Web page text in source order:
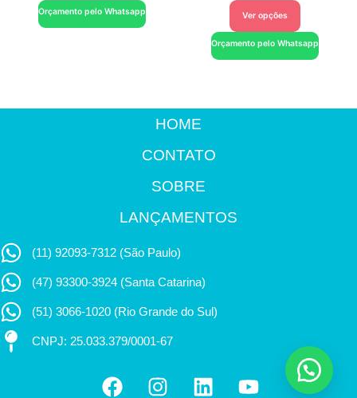
Orçamento pelo Whatsapp Ver opções
Orçamento pelo Whatsapp
HOME
CONTATO
SOBRE
LANÇAMENTOS
(11) 92093-7312 (São Paulo)
(47) 93300-3924 (Santa Catarina)
(51) 3066-1020 (Rio Grande do Sul)
CNPJ: 25.033.379/0001-67